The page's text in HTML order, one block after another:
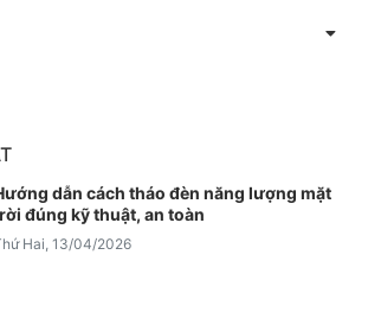
dẫn cách tháo đèn năng lượng mặt
đúng kỹ thuật, an toàn
Hai, 13/04/2026